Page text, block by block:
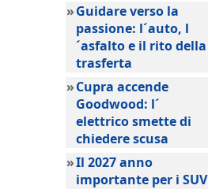
»Guidare verso la
passione: l´auto, l
´asfalto e il rito della
trasferta
»Cupra accende
Goodwood: l´
elettrico smette di
chiedere scusa
»Il 2027 anno
importante per i SUV